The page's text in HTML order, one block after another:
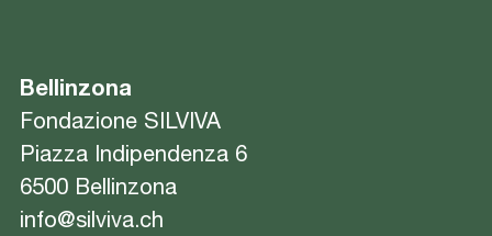
Bellinzona
Fondazione SILVIVA
Piazza Indipendenza 6
6500 Bellinzona
info@silviva.ch